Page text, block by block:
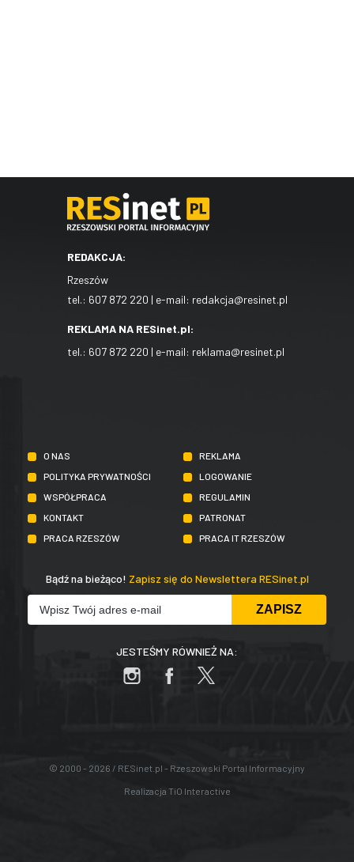
REDAKCJA:
Rzeszów
tel.: 607 872 220 | e-mail: redakcja@resinet.pl
REKLAMA NA RESinet.pl:
tel.: 607 872 220 | e-mail: reklama@resinet.pl
O NAS
REKLAMA
POLITYKA PRYWATNOŚCI
LOGOWANIE
WSPÓŁPRACA
REGULAMIN
KONTAKT
PATRONAT
PRACA RZESZÓW
PRACA IT RZESZÓW
Bądź na bieżąco! Zapisz się do Newslettera RESinet.pl
JESTEŚMY RÓWNIEŻ NA:
© 2000 - 2026 / RESinet.pl - Rzeszowski Portal Informacyjny
Realizacja TiO Interactive